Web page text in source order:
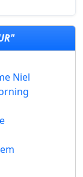
Niel